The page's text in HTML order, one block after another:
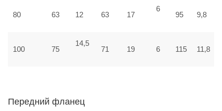
80 63 12 63 17
6
95 9,8
100 75
14,5
71 19 6 115 11,8
Передний фланец